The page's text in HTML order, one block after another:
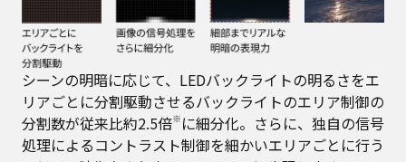
シーンの明暗に応じて、LEDバックライトの明るさをエ
リアごとに分割駆動させるバックライトのエリア制御の
分割数が従来比約2.5倍※ に細分化。さらに、独自の信号
処理によるコントラスト制御を細かいエリアごとに行う